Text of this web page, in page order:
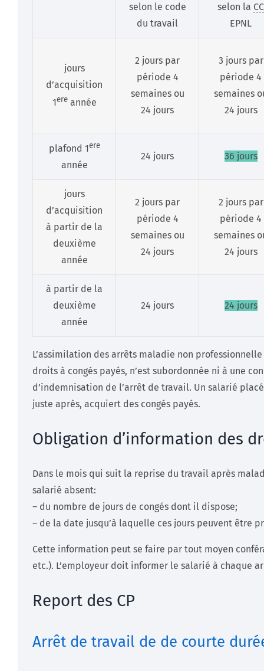
selon le code
du travail
selon la CC
EPNL
jours
d’acquisition
1ereannée
2 jours par
période 4
semaines ou
24 jours
3 jours par
période 4
semaines
24 jours
plafond 1ere
année
24 jours 36 jours
jours
d’acquisition
à partir de la
deuxième
année
2 jours par
période 4
semaines ou
24 jours
2 jours par
période 4
semaines
24 jours
à partir de la
deuxième
année
24 jours 24 jours
L’assimilation des arrêts maladie non
droits à congés payés, n’est subordonnée ni à une
d’indemnisation de l’arrêt de travail. Un salarié
juste après, acquiert des congés payés.
Obligation d’information des
Dans le mois qui suit la reprise du travail après
salarié absent:
– du nombre de jours de congés dont il dispose;
– de la date jusqu’à laquelle ces jours peuvent être
Cette information peut se faire par tout moyen
etc.). L’employeur doit informer le salarié à chaque
Report des CP
Arrêt de travail de de courte